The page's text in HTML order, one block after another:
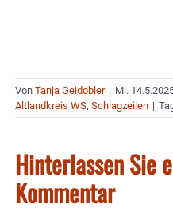
Von Tanja Geidobler | Mi.
Altlandkreis WS, Schlagzeilen |
Hinterlassen Sie
Kommentar